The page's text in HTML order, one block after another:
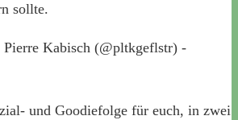
sollte.
Kabisch (@pltkgeflstr) -
und Goodiefolge für euch, in zwei